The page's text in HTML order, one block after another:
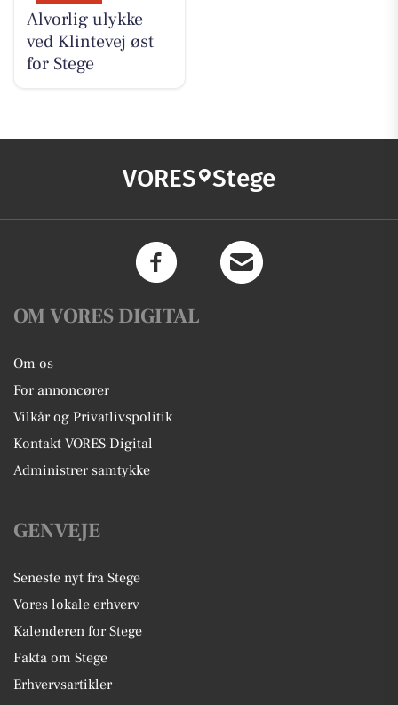
Alvorlig ulykke
ved Klintevej øst
for Stege
VORES Stege
OM VORES DIGITAL
Om os
For annoncører
Vilkår og Privatlivspolitik
Kontakt VORES Digital
Administrer samtykke
GENVEJE
Seneste nyt fra Stege
Vores lokale erhverv
Kalenderen for Stege
Fakta om Stege
Erhvervsartikler